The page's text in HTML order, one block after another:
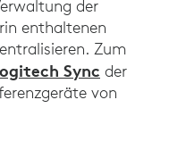
der
enthaltenen
Zum
Sync der
von